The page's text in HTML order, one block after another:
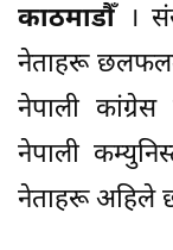
काठमाडौँ ।
नेताहरू
नेपाली
नेपाली कम्युनिस्ट
नेताहरू अहिले